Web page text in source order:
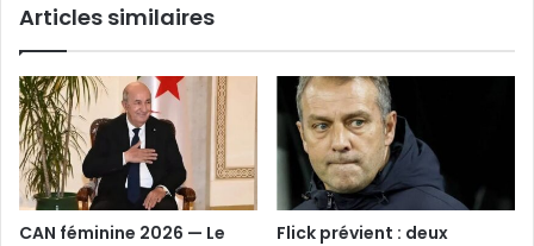
Articles similaires
CAN féminine 2026 — Le
Flick prévient : deux